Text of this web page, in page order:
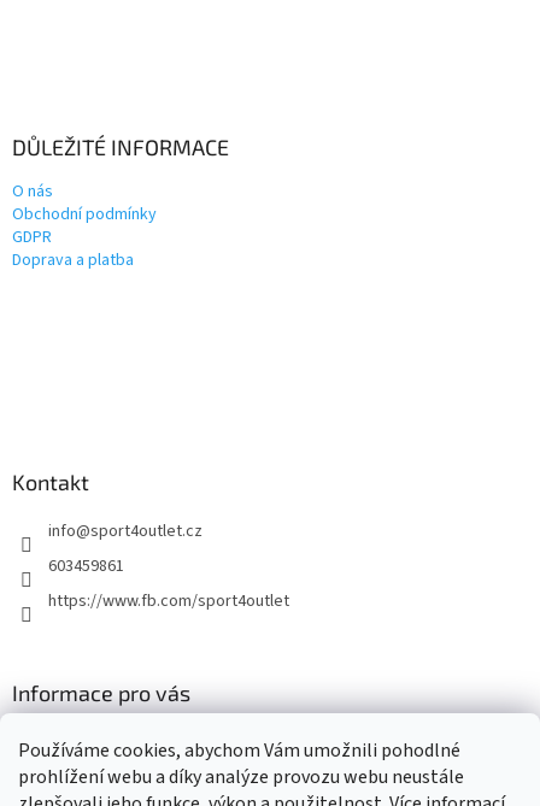
Používáme cookies, abychom Vám umožnili pohodlné
prohlížení webu a díky analýze provozu webu neustále
DŮLEŽITÉ INFORMACE
O nás
Obchodní podmínky
GDPR
Doprava a platba
Kontakt
info@sport4outlet.cz
603459861
https://www.fb.com/sport4outlet
Informace pro vás
GDPR
Moje objednávka